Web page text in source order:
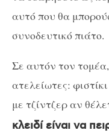
αυτό που θα
συνοδευτικό πιάτο.
Σε αυτόν τον
ατελείωτες:
με τζίντζερ αν
κλειδί είναι να